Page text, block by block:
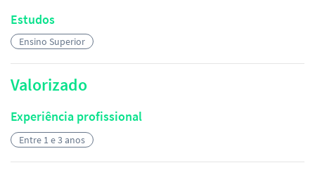
Estudos
Ensino Superior
Valorizado
Experiência profissional
Entre 1 e 3 anos